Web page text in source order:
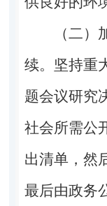
（二
续。坚持重
题会议研究
社会所需公
出清单，然
最后由政务